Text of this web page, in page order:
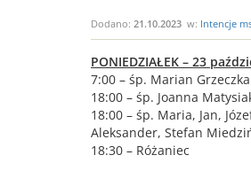
Dodano: 21.10.2023 w: Intencje
PONIEDZIAŁEK – 23
7:00 – śp. Marian Grzeczka
18:00 – śp. Joanna
18:00 – śp. Maria, Jan,
Aleksander, Stefan
18:30 – Różaniec